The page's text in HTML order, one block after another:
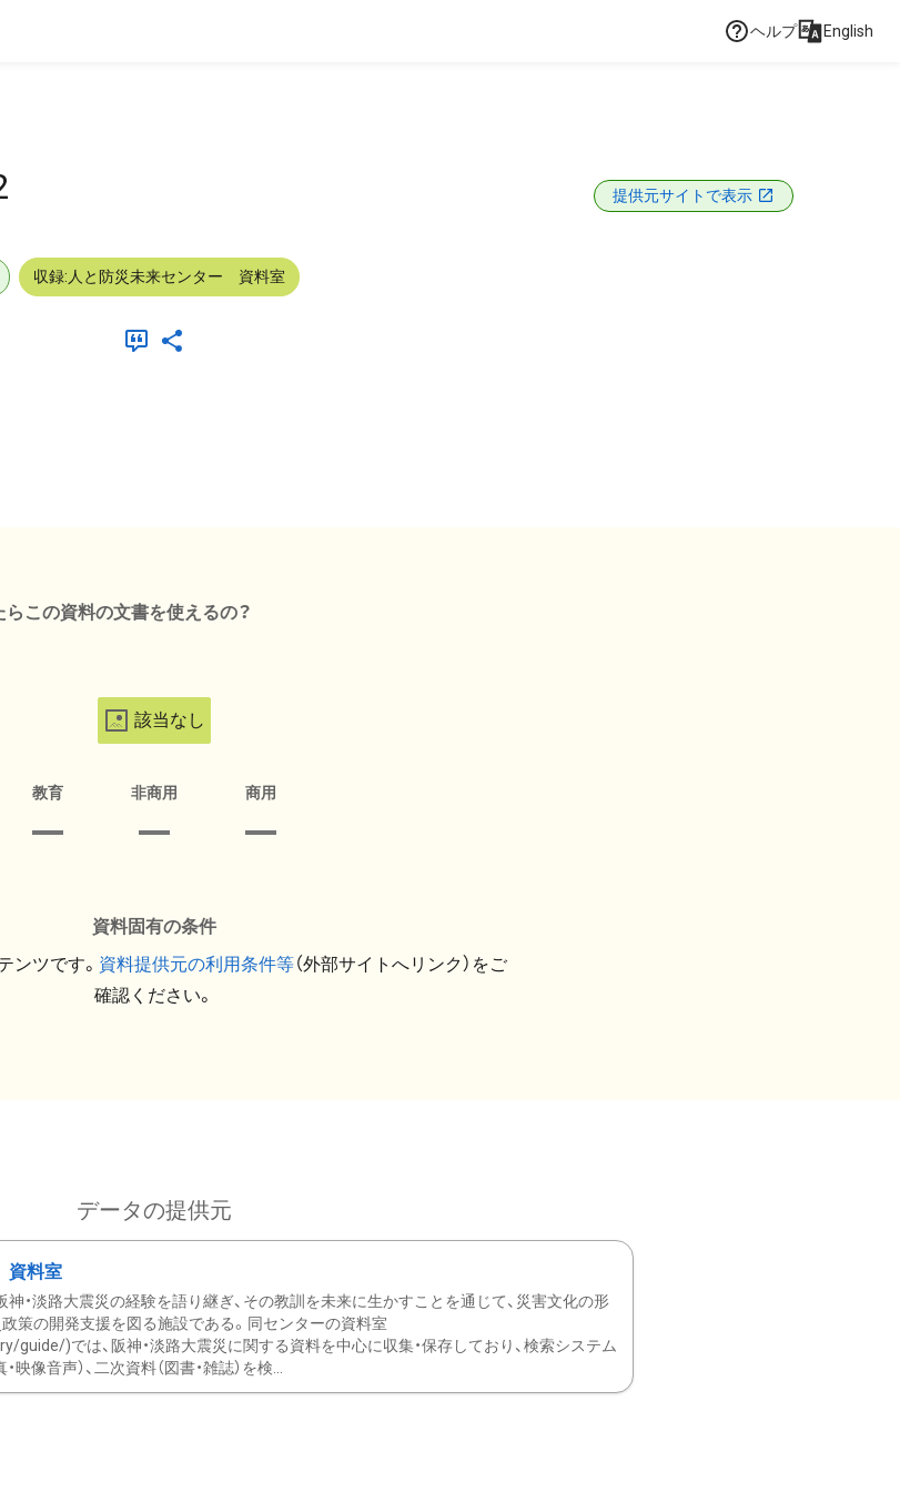
ヘルプ English
提供元サイトで表示
収録:人と防災未来センター 資料室
らこの資料の文書を使えるの？
該当なし
教育 非商用 商用
資料固有の条件
ンツです。 資料提供元の利用条件等（外部サイトへリンク）をご
確認ください。
データの提供元
資料室
神・淡路大震災の経験を語り継ぎ、その教訓を未来に生かすことを通じて、災害文化の形
政策の開発支援を図る施設である。同センターの資料室
)では、阪神・淡路大震災に関する資料を中心に収集・保存しており、検索システム
映像音声）、二次資料（図書・雑誌）を検...